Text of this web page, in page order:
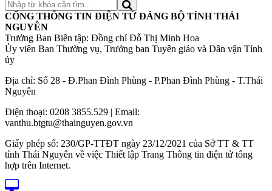
CỔNG THÔNG TIN ĐIỆN TỬ ĐẢNG BỘ TỈNH THÁI
NGUYÊN
Trưởng Ban Biên tập: Đồng chí Đỗ Thị Minh Hoa
Ủy viên Ban Thường vụ, Trưởng ban Tuyên giáo và Dân vận Tỉnh
ủy
Địa chỉ: Số 28 - Đ.Phan Đình Phùng - P.Phan Đình Phùng - T.Thái
Nguyên
Điện thoại: 0208 3855.529 | Email:
vanthu.btgtu@thainguyen.gov.vn
Giấy phép số: 230/GP-TTĐT ngày 23/12/2021 của Sở TT & TT
tỉnh Thái Nguyên về việc Thiết lập Trang Thông tin điện tử tổng
hợp trên Internet.